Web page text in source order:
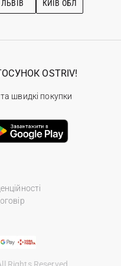
ЛЬВІВ КИЇВ ОБЛ
OSTRIV!
швидкі покупки